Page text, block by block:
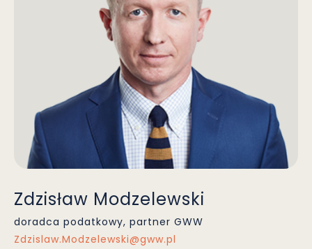
Zdzisław Modzelewski
doradca podatkowy, partner GWW
Zdzislaw.Modzelewski@gww.pl